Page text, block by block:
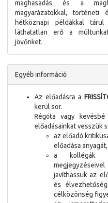
maghasadás és a
magyarázatokkal, történeti
hétköznapi példákkal
láthatatlan erő a
jövőnket.
Egyéb információ
Az előadásra a
kerül sor.
Régóta vagy
előadásainkat vesszük
az előadó
előadása anyagát,
a kollégák
javíthassuk az
és
célközönség